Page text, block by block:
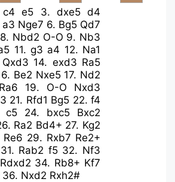
c4 e5 3. dxe5 d4
a3 Nge7 6. Bg5 Qd7
8. Nbd2 O-O 9. Nb3
11. g3 a4 12. Na1
Qxd3 14. exd3 Ra5
Be2 Nxe5 17. Nd2
Ra6 19. O-O
Nxd3
21. Rfd1 Bg5 22.f4
c5 24. bxc5
Bxc2
Ra2 Bd4+ 27. Kg2
Re6 29. Rxb7 Re2+
31. Rab2 f5 32. Nf3
Rdxd2 34. Rb8+ Kf7
36. Nxd2 Rxh2#